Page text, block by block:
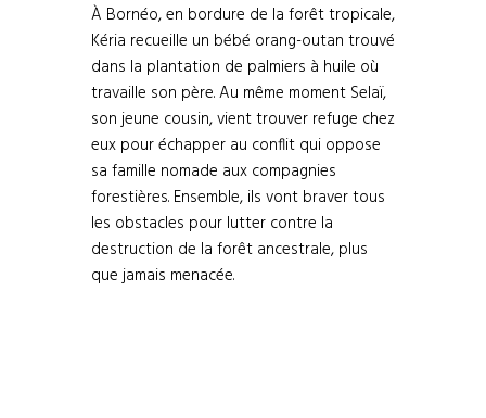
À Bornéo, en bordure de la forêt tropicale,
Kéria recueille un bébé orang-outan trouvé
dans la plantation de palmiers à huile où
travaille son père. Au même moment Selaï,
son jeune cousin, vient trouver refuge chez
eux pour échapper au conflit qui oppose
sa famille nomade aux compagnies
forestières. Ensemble, ils vont braver tous
les obstacles pour lutter contre la
destruction de la forêt ancestrale, plus
que jamais menacée.